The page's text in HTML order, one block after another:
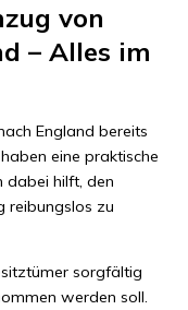
von
– Alles im
England bereits
eine praktische
dabei hilft, den
reibungslos zu
sorgfältig
werden soll.